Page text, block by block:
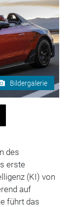
Bildergalerie
des
erste
(KI) von
auf
führt das